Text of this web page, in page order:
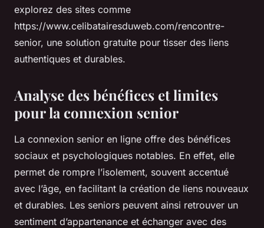
explorez des sites comme
https://www.celibatairesduweb.com/rencontre-
senior, une solution gratuite pour tisser des liens
authentiques et durables.
Analyse des bénéfices et limites
pour la connexion senior
La connexion senior en ligne offre des bénéfices
sociaux et psychologiques notables. En effet, elle
permet de rompre l’isolement, souvent accentué
avec l’âge, en facilitant la création de liens nouveaux
et durables. Les seniors peuvent ainsi retrouver un
sentiment d’appartenance et échanger avec des